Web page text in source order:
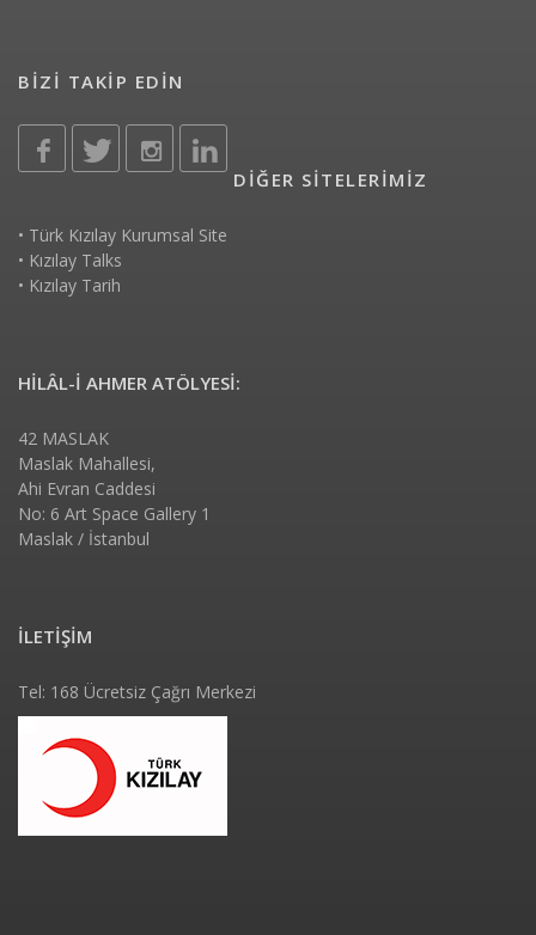
BİZİ TAKİP EDİN
DİĞER SİTELERİMİZ
• Türk Kızılay Kurumsal Site
• Kızılay Talks
• Kızılay Tarih
HİLÂL-İ AHMER ATÖLYESİ:
42 MASLAK
Maslak Mahallesi,
Ahi Evran Caddesi
No: 6 Art Space Gallery 1
Maslak / İstanbul
İLETİŞİM
Tel: 168 Ücretsiz Çağrı Merkezi